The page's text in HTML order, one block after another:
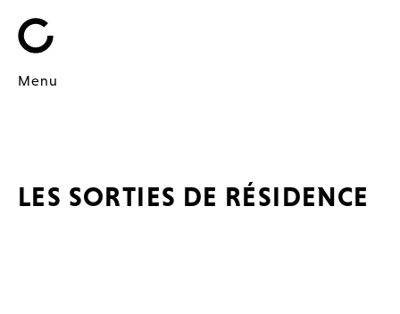
Menu
LES SORTIES DE RÉSIDENCE